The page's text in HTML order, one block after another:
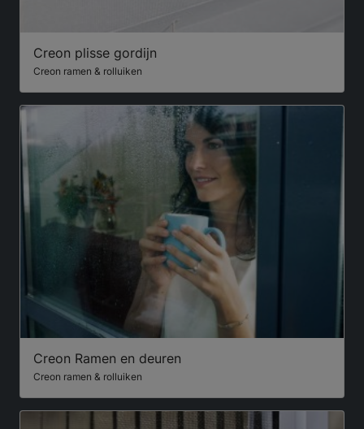
Creon plisse gordijn
Creon ramen & rolluiken
Creon Ramen en deuren
Creon ramen & rolluiken